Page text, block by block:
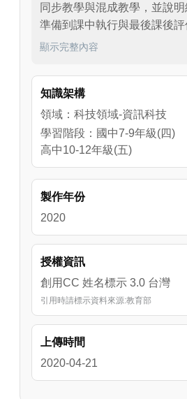
同步教學與混成教學，並說
準備到課中執行與最後課後
點。
顯示完整內容
知識架構
領域：科技領域-資訊科技
學習階段：國中7-9年級(四)
高中10-12年級(五)
製作年份
2020
授權資訊
創用CC 姓名標示 3.0 台灣
引用時請標示資料來源:教育部
上傳時間
2020-04-21